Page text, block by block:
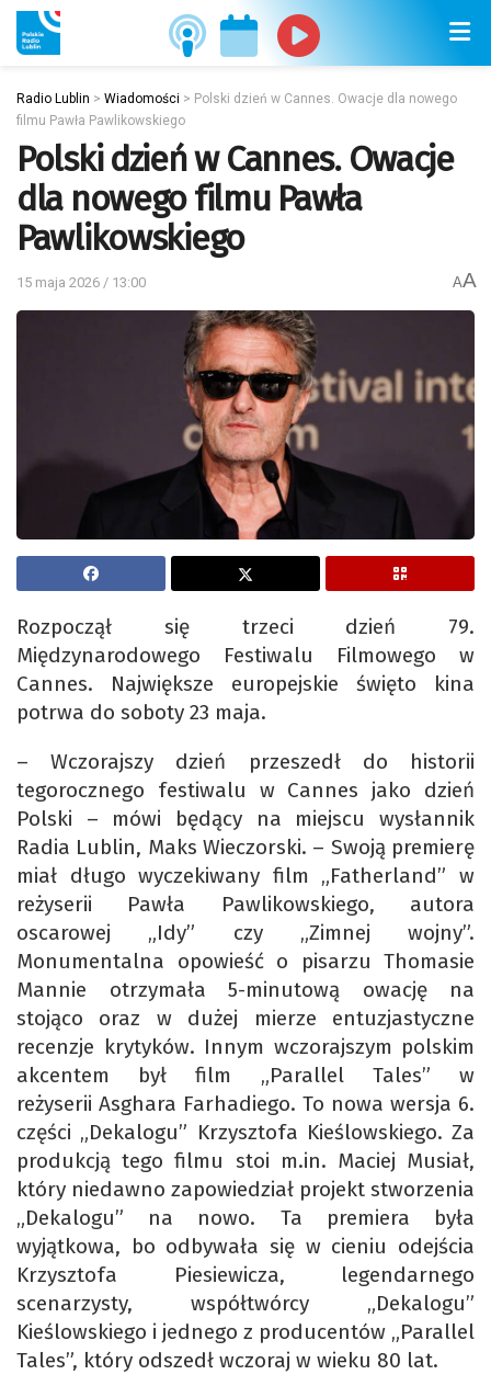
Radio Lublin > Wiadomości > Polski dzień w Cannes. Owacje dla nowego
filmu Pawła Pawlikowskiego
Polski dzień w Cannes. Owacje
dla nowego filmu Pawła
Pawlikowskiego
15 maja 2026 / 13:00 AA
Rozpoczął się trzeci dzień 79.
Międzynarodowego Festiwalu Filmowego w
Cannes. Największe europejskie święto kina
potrwa do soboty 23 maja.
– Wczorajszy dzień przeszedł do historii
tegorocznego festiwalu w Cannes jako dzień
Polski – mówi będący na miejscu wysłannik
Radia Lublin, Maks Wieczorski. – Swoją premierę
miał długo wyczekiwany film „Fatherland” w
reżyserii Pawła Pawlikowskiego, autora
oscarowej „Idy” czy „Zimnej wojny”.
Monumentalna opowieść o pisarzu Thomasie
Mannie otrzymała 5-minutową owację na
stojąco oraz w dużej mierze entuzjastyczne
recenzje krytyków. Innym wczorajszym polskim
akcentem był film „Parallel Tales” w
reżyserii Asghara Farhadiego. To nowa wersja 6.
części „Dekalogu” Krzysztofa Kieślowskiego. Za
produkcją tego filmu stoi m.in. Maciej Musiał,
który niedawno zapowiedział projekt stworzenia
„Dekalogu” na nowo. Ta premiera była
wyjątkowa, bo odbywała się w cieniu odejścia
Krzysztofa Piesiewicza, legendarnego
scenarzysty, współtwórcy „Dekalogu”
Kieślowskiego i jednego z producentów „Parallel
Tales”, który odszedł wczoraj w wieku 80 lat.